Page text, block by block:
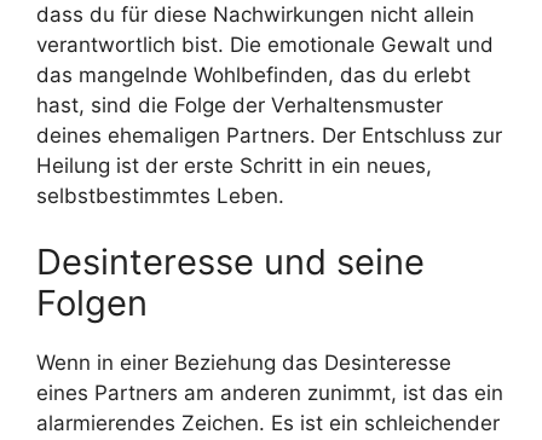
dass du für diese Nachwirkungen nicht allein
verantwortlich bist. Die emotionale Gewalt und
das mangelnde Wohlbefinden, das du erlebt
hast, sind die Folge der Verhaltensmuster
deines ehemaligen Partners. Der Entschluss zur
Heilung ist der erste Schritt in ein neues,
selbstbestimmtes Leben.
Desinteresse und seine
Folgen
Wenn in einer Beziehung das Desinteresse
eines Partners am anderen zunimmt, ist das ein
alarmierendes Zeichen. Es ist ein schleichender